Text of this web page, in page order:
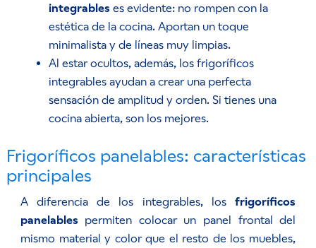
integrables es evidente: no rompen con la
estética de la cocina. Aportan un toque
minimalista y de líneas muy limpias.
Al estar ocultos, además, los frigoríficos
integrables ayudan a crear una perfecta
sensación de amplitud y orden. Si tienes una
cocina abierta, son los mejores.
Frigoríficos panelables: características
principales
A diferencia de los integrables, losfrigoríficos
panelables permiten colocar un panel frontal del
mismo material y color que el resto de los muebles,